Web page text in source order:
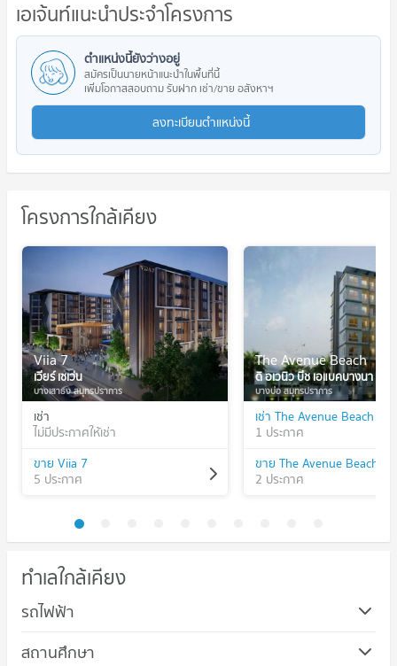
เอเจ้นท์แนะนำประจำโครงการ
ตำแหน่งนี้ยังว่างอยู่
สมัครเป็นนายหน้าแนะนำในพื้นที่นี้
เพิ่มโอกาสสอบถาม รับฝาก เช่า/ขาย อสังหาฯ
ลงทะเบียนตำแหน่งนี้
โครงการใกล้เคียง
Viia 7
เวียร์ เซเว่น
บางเสาธง สมุทรปราการ
เช่า
ไม่มีประกาศให้เช่า
ขาย Viia 7
5 ประกาศ
The Avenue Beach
ดิ อเวนิว บีช เอแบคบางนา
บางบ่อ สมุทรปราการ
เช่า The Avenue Beach
1 ประกาศ
ขาย The Avenue Beach
2 ประกาศ
ทำเลใกล้เคียง
รถไฟฟ้า
สถานศึกษา